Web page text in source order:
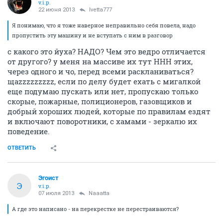
v.i.p.
22 июня 2013 Ivetta777
Я понимаю, что я тоже наверное неправильно себя повела, надо
пропустить эту машину и не вступать с ним в разговор
с какого это йуха? НАДО? Чем это ведро отличается
от другого? у меня на массиве их тут ННН этих,
через одного и чо, перед всеми раскланиваться?
щаzzzzzzzzz, если по делу будет ехать с мигалкой
еще подумаю пускать или нет, пропускаю только
скорые, пожарные, полиционеров, газовщиков и
добрый хороших людей, которые по правилам ездят
и включают поворотники, с хамами - зеркалю их
поведение.
ОТВЕТИТЬ
Э
Эгоист
v.i.p.
07 июля 2013 Naaatta
А где это написано - на перекрестке не перестраиваются?